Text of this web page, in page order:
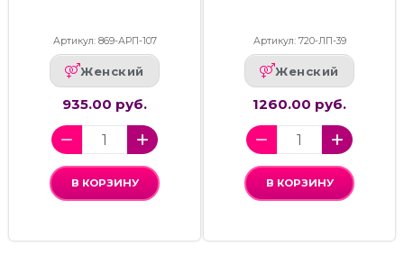
Артикул: 869-АРП-107
Женский
935.00 руб.
В КОРЗИНУ
Артикул: 720-ЛП-39
Женский
1260.00 руб.
В КОРЗИНУ